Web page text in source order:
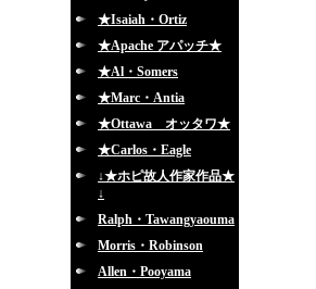
★Isaiah・Ortiz
★Apache アパッチ★
★Al・Somers
★Marc・Antia
★Ottawa オッタワ★
★Carlos・Eagle
↓★ホピ故人作家作品★
↓
Ralph・Tawangyaouma
Morris・Robinson
Allen・Pooyama